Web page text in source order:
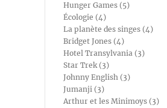
Hunger Games (5)
Écologie (4)
La planète des singes (4)
Bridget Jones (4)
Hotel Transylvania (3)
Star Trek (3)
Johnny English (3)
Jumanji (3)
Arthur et les Minimoys (3)